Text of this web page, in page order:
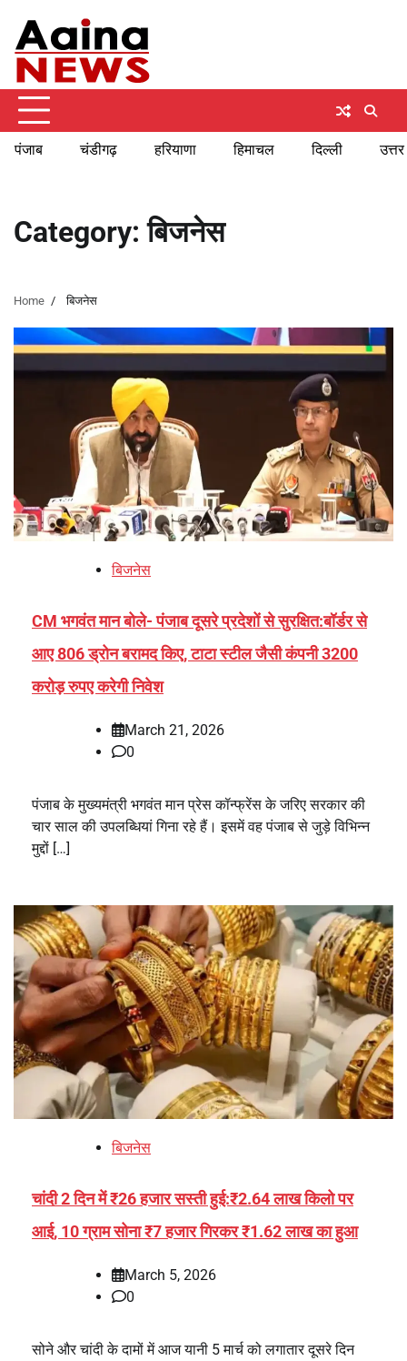
content
पंजाब चंडीगढ़ हरियाणा हिमाचल दिल्ली
Category:बिजनेस
Home बिजनेस
बिजनेस
CM भगवंत मान बोले- पंजाब दूसरे प्रदेशों से सुरक्षित:बॉर्डर से
आए 806 ड्रोन बरामद किए, टाटा स्टील जैसी कंपनी 3200
करोड़ रुपए करेगी निवेश
March 21, 2026
0
पंजाब के मुख्यमंत्री भगवंत मान प्रेस कॉन्फ्रेंस के जरिए सरकार की
चार साल की उपलब्धियां गिना रहे हैं। इसमें वह पंजाब से जुड़े विभिन्न
मुद्दों […]
बिजनेस
चांदी 2 दिन में ₹26 हजार सस्ती हुई:₹2.64 लाख किलो पर
आई, 10 ग्राम सोना ₹7 हजार गिरकर ₹1.62 लाख का हुआ
March 5, 2026
0
सोने और चांदी के दामों में आज यानी 5 मार्च को लगातार दूसरे दिन